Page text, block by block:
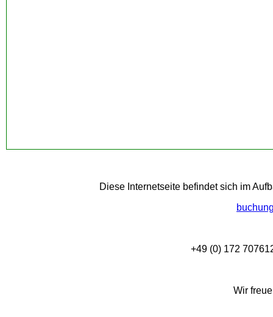
Diese Internetseite befindet sich im
+49 (0) 172
Wir